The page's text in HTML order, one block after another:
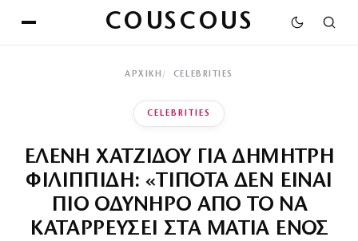
COUSCOUS
ΑΡΧΙΚΉ CELEBRITIES
CELEBRITIES
ΕΛΕΝΗ ΧΑΤΖΙΔΟΥ ΓΙΑ ΔΗΜΗΤΡΗ
ΦΙΛΙΠΠΙΔΗ: «ΤΙΠΟΤΑ ΔΕΝ ΕΙΝΑΙ
ΠΙΟ ΟΔΥΝΗΡΟ ΑΠΟ ΤΟ ΝΑ
ΚΑΤΑΡΡΕΥΣΕΙ ΣΤΑ ΜΑΤΙΑ ΕΝΟΣ